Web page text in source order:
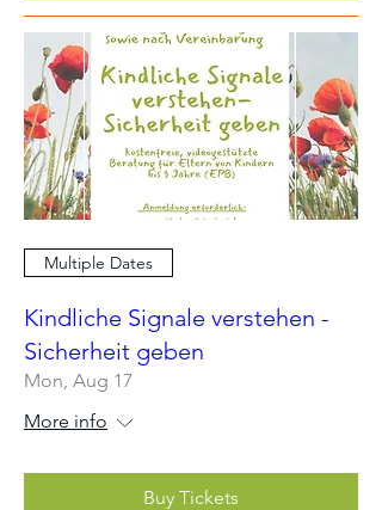
Multiple Dates
Kindliche Signale verstehen -
Sicherheit geben
Mon, Aug 17
More info
Buy Tickets